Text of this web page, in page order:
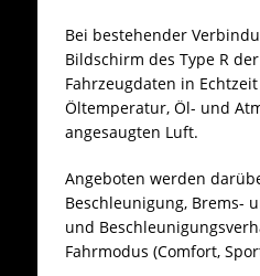
Bei bestehender
Bildschirm des Type R
Fahrzeugdaten in
Öltemperatur, Öl- und
angesaugten Luft.
Angeboten werden
Beschleunigung, Brems-
und
Fahrmodus (Comfort,